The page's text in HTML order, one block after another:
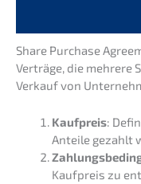
Share Purcha­se
Verträ­ge, die mehre­re
Verkauf von
Kaufpreis:
Antei­le gezahlt
Kaufpreis zu